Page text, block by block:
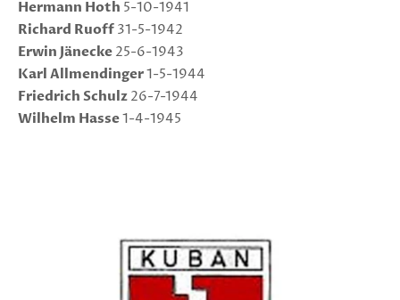
Hermann Hoth 5-10-1941
Richard Ruoff 31-5-1942
Erwin Jänecke 25-6-1943
Karl Allmendinger1-5-1944
Friedrich Schulz 26-7-1944
Wilhelm Hasse1-4-1945